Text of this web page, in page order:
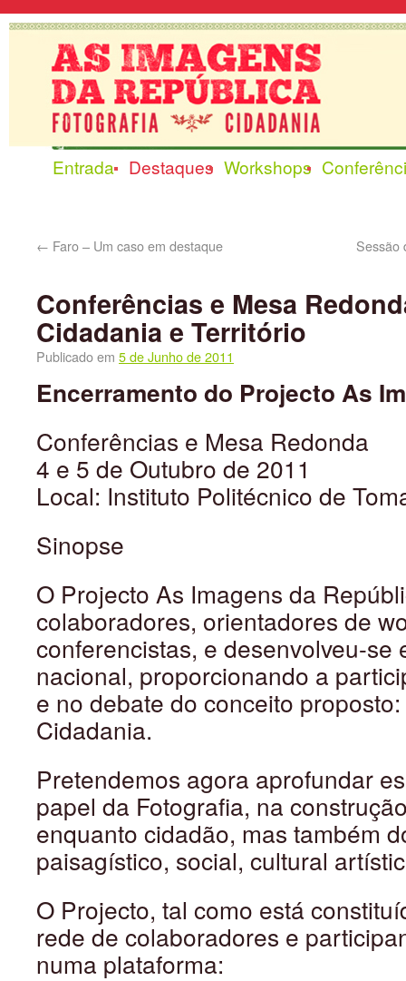
Entrada Destaques Workshops
← Faro – Um caso em destaque Sessão
Conferências e Mesa
Cidadania e Território
Publicado em 5 de Junho de 2011
Encerramento do Projecto As
Conferências e Mesa Redonda
4 e 5 de Outubro de 2011
Local: Instituto Politécnico de
Sinopse
O Projecto As Imagens da
colaboradores, orientadores de
conferencistas, e desenvolveu-se
nacional, proporcionando a
e no debate do conceito
Cidadania.
Pretendemos agora aprofundar
papel da Fotografia, na
enquanto cidadão, mas também
paisagístico, social, cultural
O Projecto, tal como está
rede de colaboradores e
numa plataforma: